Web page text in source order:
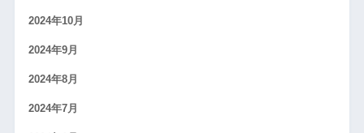
2024年10月
2024年9月
2024年8月
2024年7月